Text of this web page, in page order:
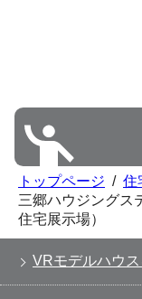
トップページ / 住
三郷ハウジングス
住宅展示場）
VRモデルハウス